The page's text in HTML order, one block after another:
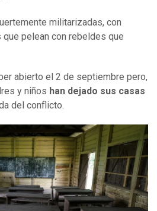
militarizadas, con
pelean con rebeldes que
abierto el 2 de septiembre pero,
y niños han dejado sus casas
del conflicto.